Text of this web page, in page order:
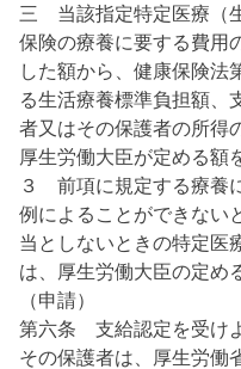
三 当該指定特定医療（
保険の療養に要する費用
した額から、健康保険法
る生活療養標準負担額、
者又はその保護者の所得
厚生労働大臣が定める額
３ 前項に規定する療養
例によることができない
当としないときの特定医
は、厚生労働大臣の定め
（申請）
第六条 支給認定を受け
その保護者は、厚生労働